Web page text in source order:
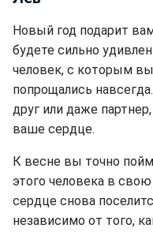
Новый год подарит
будете сильно
человек, с которым
попрощались
друг или даже
ваше сердце.
К весне вы точно
этого человека в
сердце снова
независимо от того,